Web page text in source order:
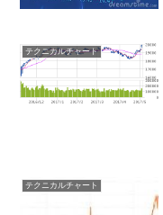
テクニカルチャート
テクニカルチャート